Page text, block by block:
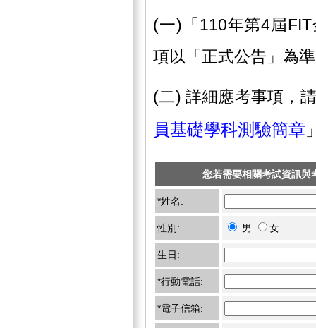
(一)「110年第4屆
項以「正式公告」為
(二) 詳細應考事項，
員基礎學科測驗簡章
您若需要相關考試資訊與
*姓名:
性別: 男 女
生日:
*行動電話:
*電子信箱: